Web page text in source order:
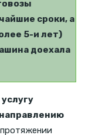
сроки, а
5-и лет)
доехала
услугу